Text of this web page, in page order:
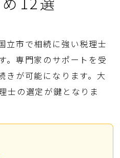
立市で相続に強い税理士
。専門家のサポートを受
きが可能になります。大
士の選定が鍵となりま